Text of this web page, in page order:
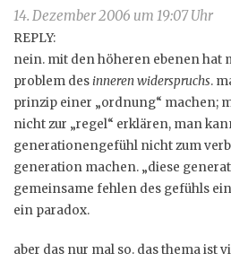
14. Dezember 2006 um 19:07 Uhr
REPLY:
nein. mit den höheren ebenen hat
problem des inneren widerspruchs.
prinzip einer „ordnung“ machen;
nicht zur „regel“ erklären, man
generationengefühl nicht zum
generation machen. „diese
gemeinsame fehlen des gefühls
ein paradox.
aber das nur mal so. das thema ist